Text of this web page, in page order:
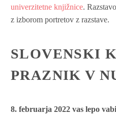
univerzitetne knjižnice.
z izborom portretov z razstave.
SLOVENSKI
PRAZNIK V
8. februarja 2022 vas lepo